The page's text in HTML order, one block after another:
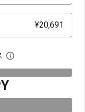
¥20,691
デジタルライセン